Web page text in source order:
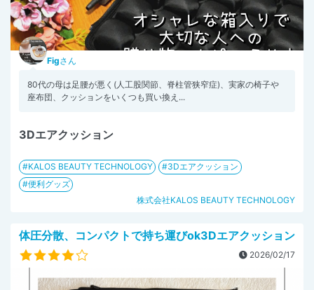
Figさん
80代の母は足腰が悪く(人工股関節、脊柱管狭窄症)、実家の椅子や
座布団、クッションをいくつも買い換え...
3Dエアクッション
KALOS BEAUTY TECHNOLOGY
3Dエアクッション
便利グッズ
株式会社KALOS BEAUTY TECHNOLOGY
体圧分散、コンパクトで持ち運びok3Dエアクッション
2026/02/17